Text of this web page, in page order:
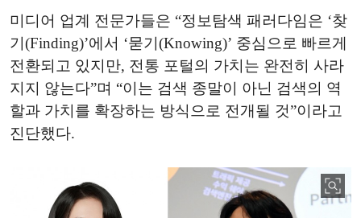
미디어 업계 전문가들은 “정보탐색 패러다임은 ‘찾
기(Finding)’에서 ‘묻기(Knowing)’ 중심으로 빠르게
전환되고 있지만, 전통 포털의 가치는 완전히 사라
지지 않는다”며 “이는 검색 종말이 아닌 검색의 역
할과 가치를 확장하는 방식으로 전개될 것”이라고
진단했다.